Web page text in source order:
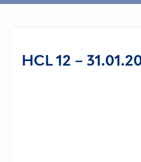
HCL 12 –